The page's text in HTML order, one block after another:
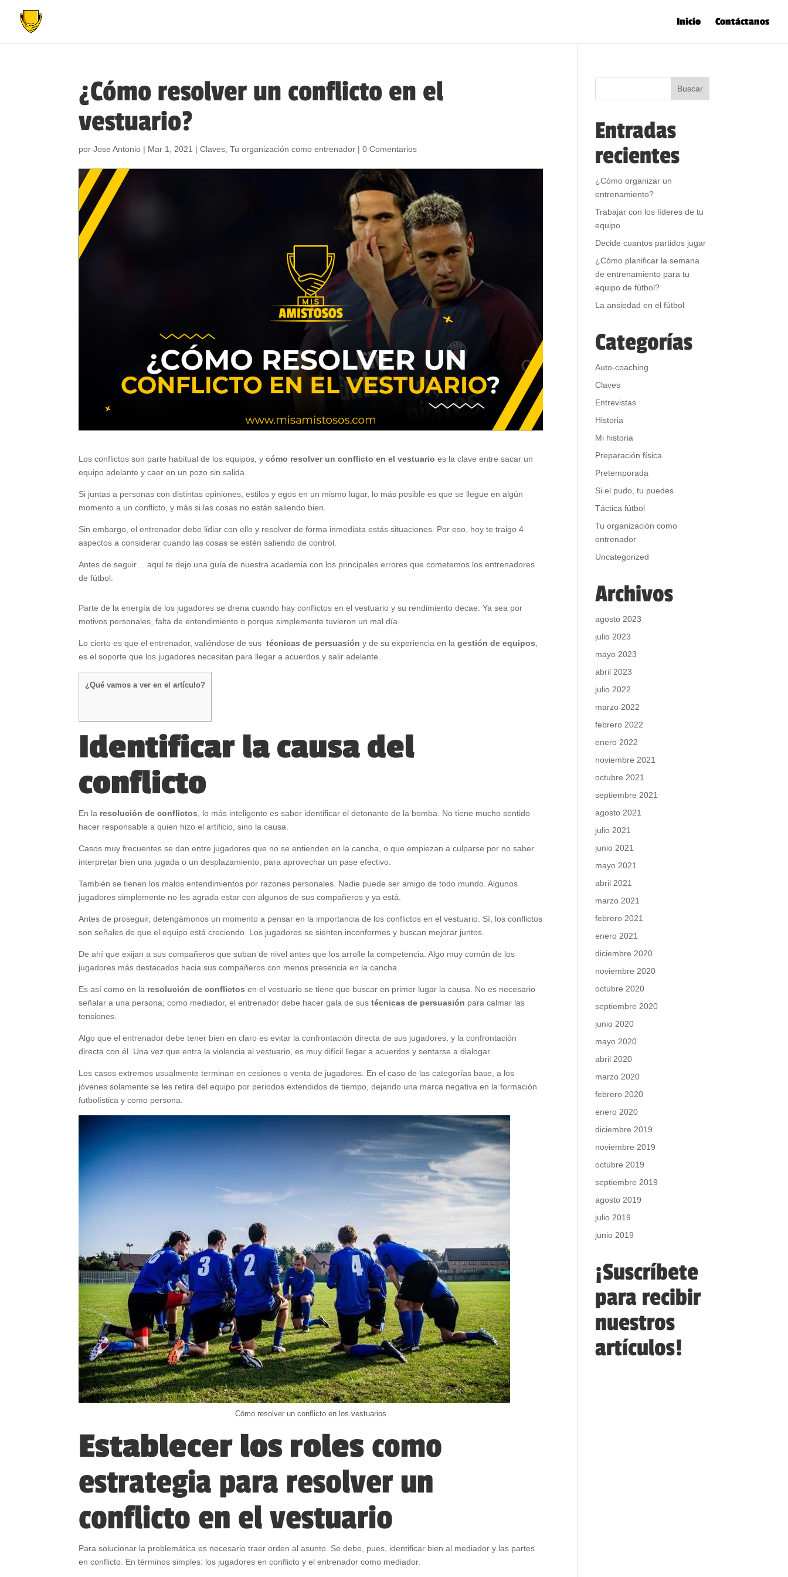
Inicio Contáctanos
¿Cómo resolver un conflicto en el
vestuario?
porJose Antonio | Mar 1, 2021 |Claves ,Tu organización como entrenador |0 Comentarios
Los conflictos son parte habitual de los equipos, ycómo resolver un conflicto en el vestuario es la clave entre sacar un
equipo adelante y caer en un pozo sin salida.
Si juntas a personas con distintas opiniones, estilos y egos en un mismo lugar, lo más posible es que se llegue en algún
momento a un conflicto, y más si las cosas no están saliendo bien.
Sin embargo, el entrenador debe lidiar con ello y resolver de forma inmediata estás situaciones. Por eso, hoy te traigo 4
aspectos a considerar cuando las cosas se estén saliendo de control.
Antes de seguir… aquí te dejo una guía de nuestra academia con los principales errores que cometemos los entrenadores
de fútbol.
Parte de la energía de los jugadores se drena cuando hay conflictos en el vestuario y su rendimiento decae. Ya sea por
motivos personales, falta de entendimiento o porque simplemente tuvieron un mal día.
Lo cierto es que el entrenador, valiéndose de sustécnicas de persuasión y de su experiencia en lagestión de equipos
es el soporte que los jugadores necesitan para llegar a acuerdos y salir adelante.
¿Qué vamos a ver en el artículo?
Identificar la causa del
conflicto
En la resolución de conflictos, lo más inteligente es saber identificar el detonante de la bomba. No tiene mucho sentido
hacer responsable a quien hizo el artificio, sino la causa.
Casos muy frecuentes se dan entre jugadores que no se entienden en la cancha, o que empiezan a culparse por no saber
interpretar bien una jugada o un desplazamiento, para aprovechar un pase efectivo.
También se tienen los malos entendimientos por razones personales. Nadie puede ser amigo de todo mundo. Algunos
jugadores simplemente no les agrada estar con algunos de sus compañeros y ya está.
Antes de proseguir, detengámonos un momento a pensar en la importancia de los conflictos en el vestuario. Sí, los conflictos
son señales de que el equipo está creciendo. Los jugadores se sienten inconformes y buscan mejorar juntos.
De ahí que exijan a sus compañeros que suban de nivel antes que los arrolle la competencia. Algo muy común de los
jugadores más destacados hacia sus compañeros con menos presencia en la cancha.
Es así como en la resolución de conflictos en el vestuario se tiene que buscar en primer lugar la causa. No es necesario
señalar a una persona; como mediador, el entrenador debe hacer gala de sustécnicas de persuasión para calmar las
tensiones.
Algo que el entrenador debe tener bien en claro es evitar la confrontación directa de sus jugadores, y la confrontación
directa con él. Una vez que entra la violencia al vestuario, es muy difícil llegar a acuerdos y sentarse a dialogar.
Los casos extremos usualmente terminan en cesiones o venta de jugadores. En el caso de las categorías base, a los
jóvenes solamente se les retira del equipo por periodos extendidos de tiempo, dejando una marca negativa en la formación
futbolística y como persona.
Cómo resolver un conflicto en los vestuarios
Establecer los roles como
estrategia para resolver un
conflicto en el vestuario
Para solucionar la problemática es necesario traer orden al asunto. Se debe, pues, identificar bien al mediador y las partes
en conflicto. En términos simples: los jugadores en conflicto y el entrenador como mediador.
Entradas
recientes
¿Cómo organizar un
entrenamiento?
Trabajar con los líderes de tu
equipo
Decide cuantos partidos jugar
¿Cómo planificar la semana
de entrenamiento para tu
equipo de fútbol?
La ansiedad en el fútbol
Categorías
Auto-coaching
Claves
Entrevistas
Historia
Mi historia
Preparación física
Pretemporada
Si el pudo, tu puedes
Táctica fútbol
Tu organización como
entrenador
Uncategorized
Archivos
agosto 2023
julio 2023
mayo 2023
abril 2023
julio 2022
marzo 2022
febrero 2022
enero 2022
noviembre 2021
octubre 2021
septiembre 2021
agosto 2021
julio 2021
junio 2021
mayo 2021
abril 2021
marzo 2021
febrero 2021
enero 2021
diciembre 2020
noviembre 2020
octubre 2020
septiembre 2020
junio 2020
mayo 2020
abril 2020
marzo 2020
febrero 2020
enero 2020
diciembre 2019
noviembre 2019
octubre 2019
septiembre 2019
agosto 2019
julio 2019
junio 2019
¡Suscríbete
para recibir
nuestros
artículos!